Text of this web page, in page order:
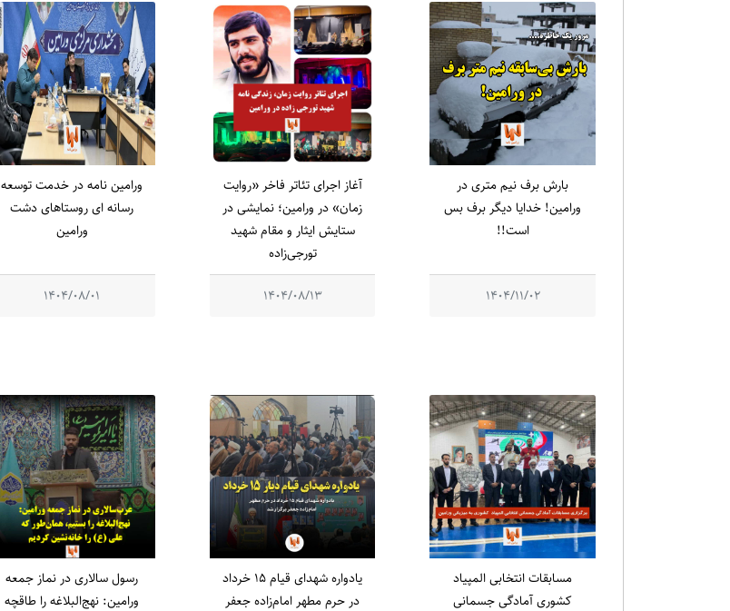
بارش برف نیم متری در
ورامین! خدایا دیگر برف بس
است!!
1404/11/02
آغاز اجرای تئاتر فاخر «روایت
زمان» در ورامین؛ نمایشی در
ستایش ایثار و مقام شهید
تورجی‌زاده
1404/08/13
ورامین نامه در خدمت توسعه
رسانه ای روستاهای دشت
ورامین
1404/08/01
مسابقات انتخابی المپیاد
کشوری آمادگی جسمانی
یادواره شهدای قیام ۱۵ خرداد
در حرم مطهر امام‌زاده جعفر
رسول سالاری در نماز جمعه
ورامین: نهج‌البلاغه را طاقچه